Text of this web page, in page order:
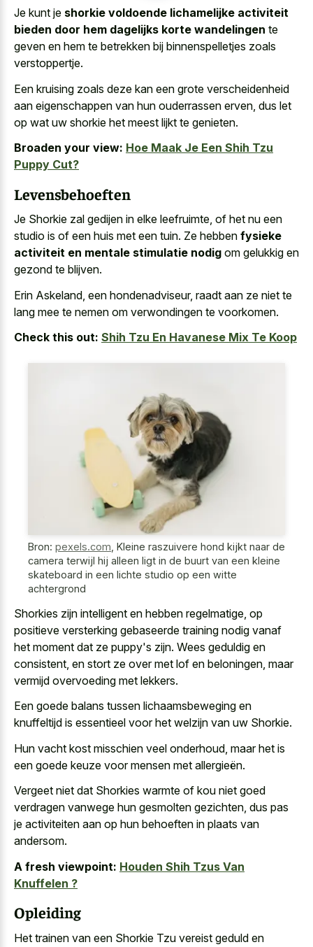
Je kunt je shorkie voldoende lichamelijke activiteit
bieden door hem dagelijks korte wandelingen te
geven en hem te betrekken bij binnenspelletjes zoals
verstoppertje.
Een kruising zoals deze kan een grote verscheidenheid
aan eigenschappen van hun ouderrassen erven, dus let
op wat uw shorkie het meest lijkt te genieten.
Broaden your view: Hoe Maak Je Een Shih Tzu
Puppy Cut?
Levensbehoeften
Je Shorkie zal gedijen in elke leefruimte, of het nu een
studio is of een huis met een tuin. Ze hebben fysieke
activiteit en mentale stimulatie nodig om gelukkig en
gezond te blijven.
Erin Askeland, een hondenadviseur, raadt aan ze niet te
lang mee te nemen om verwondingen te voorkomen.
Check this out: Shih Tzu En Havanese Mix Te Koop
Bron: pexels.com, Kleine raszuivere hond kijkt naar de
camera terwijl hij alleen ligt in de buurt van een kleine
skateboard in een lichte studio op een witte
achtergrond
Shorkies zijn intelligent en hebben regelmatige, op
positieve versterking gebaseerde training nodig vanaf
het moment dat ze puppy's zijn. Wees geduldig en
consistent, en stort ze over met lof en beloningen, maar
vermijd overvoeding met lekkers.
Een goede balans tussen lichaamsbeweging en
knuffeltijd is essentieel voor het welzijn van uw Shorkie.
Hun vacht kost misschien veel onderhoud , maar het is
een goede keuze voor mensen met allergieën.
Vergeet niet dat Shorkies warmte of kou niet goed
verdragen vanwege hun gesmolten gezichten, dus pas
je activiteiten aan op hun behoeften in plaats van
andersom.
A fresh viewpoint: Houden Shih Tzus Van
Knuffelen ?
Opleiding
Het trainen van een Shorkie Tzu vereist geduld en